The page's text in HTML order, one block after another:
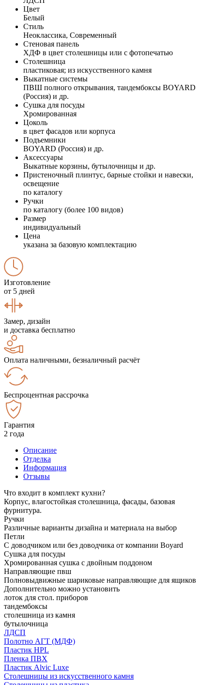
Цвет
Белый
Стиль
Неоклассика, Современный
Стеновая панель
ХДФ в цвет столешницы или с фотопечатью
Столешница
пластиковая; из искусственного камня
Выкатные системы
ПВШ полного открывания, тандембоксы BOYARD
(Россия) и др.
Сушка для посуды
Хромированная
Цоколь
в цвет фасадов или корпуса
Подъемники
BOYARD (Россия) и др.
Аксессуары
Выкатные корзины, бутылочницы и др.
Пристеночный плинтус, барные стойки и навески,
освещение
по каталогу
Ручки
по каталогу (более 100 видов)
Размер
индивидуальный
Цена
указана за базовую комплектацию
Изготовление
от 5 дней
Замер, дизайн
и доставка бесплатно
Оплата наличными, безналичный расчёт
Беспроцентная рассрочка
Гарантия
2 года
Описание
Отделка
Информация
Отзывы
Что входит в комплект кухни?
Корпус, влагостойкая столешница, фасады, базовая
фурнитура.
Ручки
Различные варианты дизайна и материала на выбор
Петли
С доводчиком или без доводчика от компании Boyard
Сушка для посуды
Хромированная сушка с двойным поддоном
Направляющие пвш
Полновыдвижные шариковые направляющие для ящиков
Дополнительно можно установить
лоток для стол. приборов
тандембоксы
столешница из камня
бутылочница
ЛДСП
Полотно АГТ (МДФ)
Пластик HPL
Пленка ПВХ
Пластик Alvic Luxe
Столешницы из искусственного камня